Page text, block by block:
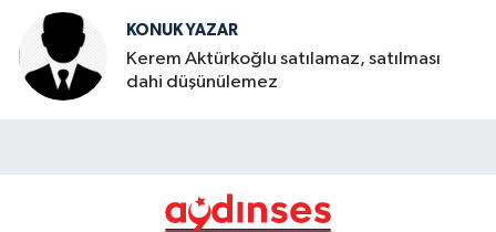
KONUK YAZAR
Kerem Aktürkoğlu satılamaz, satılması
dahi düşünülemez